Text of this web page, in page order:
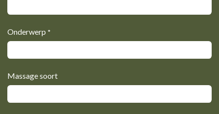
Onderwerp *
Massage soort